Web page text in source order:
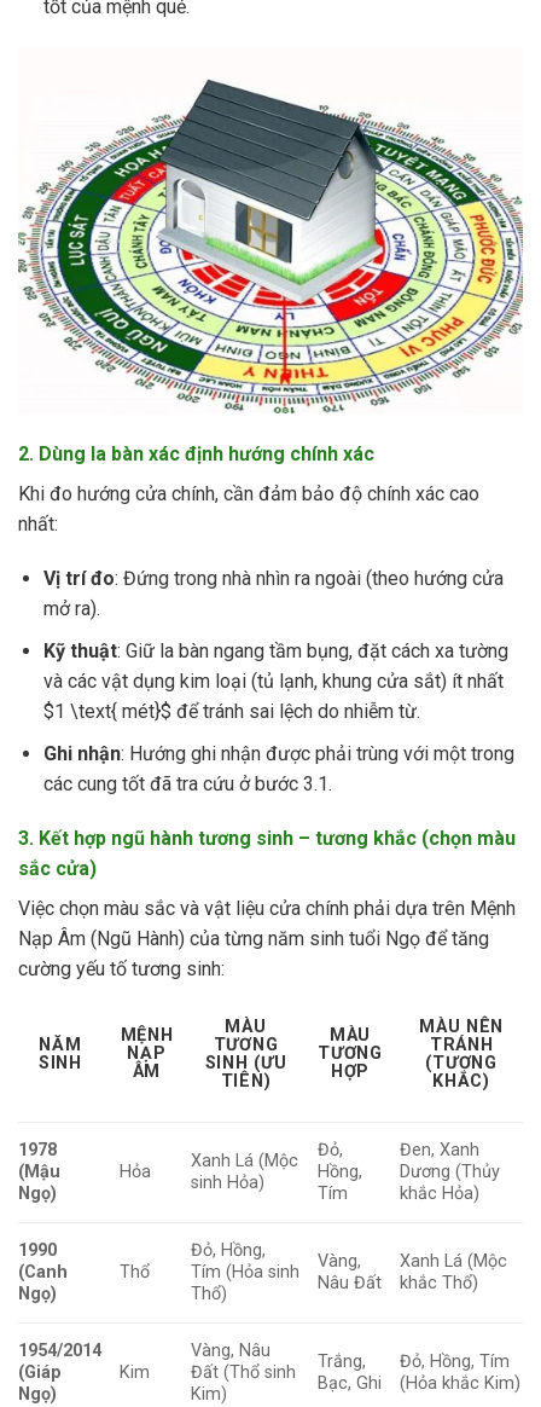
tốt của mệnh quẻ.
2. Dùng la bàn xác định hướng chính xác
Khi đo hướng cửa chính, cần đảm bảo độ chính xác cao
nhất:
Vị trí đo: Đứng trong nhà nhìn ra ngoài (theo hướng cửa
mở ra).
Kỹ thuật: Giữ la bàn ngang tầm bụng, đặt cách xa tường
và các vật dụng kim loại (tủ lạnh, khung cửa sắt) ít nhất
$1 \text{ mét}$ để tránh sai lệch do nhiễm từ.
Ghi nhận: Hướng ghi nhận được phải trùng với một trong
các cung tốt đã tra cứu ở bước 3.1.
3. Kết hợp ngũ hành tương sinh – tương khắc (chọn màu
sắc cửa)
Việc chọn màu sắc và vật liệu cửa chính phải dựa trên Mệnh
Nạp Âm (Ngũ Hành) của từng năm sinh tuổi Ngọ để tăng
cường yếu tố tương sinh:
NĂM
SINH
MỆNH
NẠP
ÂM
MÀU
TƯƠNG
SINH (ƯU
TIÊN)
MÀU
TƯƠNG
HỢP
MÀU NÊN
TRÁNH
(TƯƠNG
KHẮC)
1978
(Mậu
Ngọ)
Hỏa
Xanh Lá (Mộc
sinh Hỏa)
Đỏ,
Hồng,
Tím
Đen, Xanh
Dương (Thủy
khắc Hỏa)
1990
(Canh
Ngọ)
Thổ
Đỏ, Hồng,
Tím (Hỏa sinh
Thổ)
Vàng,
Nâu Đất
Xanh Lá (Mộc
khắc Thổ)
1954/2014
(Giáp
Ngọ)
Kim
Vàng, Nâu
Đất (Thổ sinh
Kim)
Trắng,
Bạc, Ghi
Đỏ, Hồng, Tím
(Hỏa khắc Kim)